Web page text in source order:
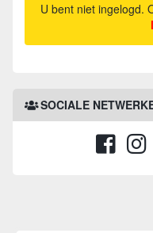
U bent niet ingelogd.
SOCIALE